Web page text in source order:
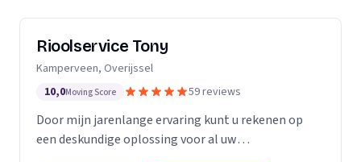
Rioolservice Tony
Kamperveen, Overijssel
10,0Moving Score 59 reviews
Door mijn jarenlange ervaring kunt u rekenen op
een deskundige oplossing voor al uw